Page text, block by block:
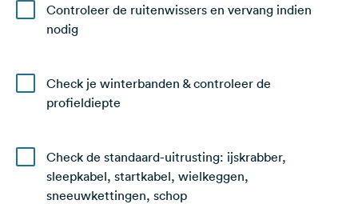
Controleer de ruitenwissers en vervang indien
nodig
Check je winterbanden & controleer de
profieldiepte
Check de standaard-uitrusting: ijskrabber,
sleepkabel, startkabel, wielkeggen,
sneeuwkettingen, schop